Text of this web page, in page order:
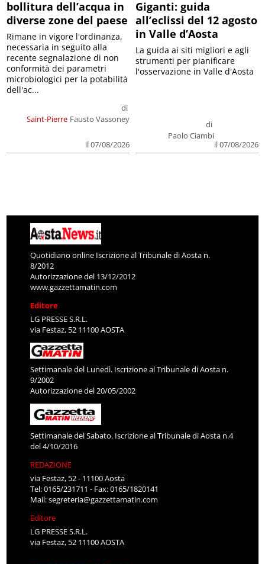
diverse zone del paese
Fausto Vassoney
Rimane in vigore l'ordinanza,
necessaria in seguito alla
recente segnalazione di non
conformità dei parametri
microbiologici per la potabilità
dell'ac...
all’eclissi del 12 agosto
in Valle d’Aosta
Paolo Ciambi
il 07/08/2026
La guida ai siti migliori e agli
strumenti per pianificare
l'osservazione in Valle d'Aosta
Quotidiano online Iscrizione al Tribunale di Aosta n.
8/2012
Autorizzazione del 13/12/2012
www.gazzettamatin.com
Editore
LG PRESSE S.R.L.
via Festaz, 52 11100 AOSTA
Settimanale del Lunedì. Iscrizione al Tribunale di Aosta n.
9/2002
Autorizzazione del 20/05/2002
Settimanale del Sabato. Iscrizione al Tribunale di Aosta n.4
del 4/10/2016
REDAZIONE
via Festaz, 52 - 11100 Aosta
Tel: 0165/231711 - Fax: 0165/1820141
Mail:segreteria@gazzettamatin.com
Editore
LG PRESSE S.R.L.
via Festaz, 52 11100 AOSTA